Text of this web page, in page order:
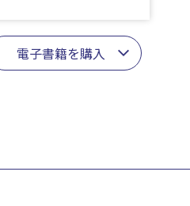
電子書籍を購入